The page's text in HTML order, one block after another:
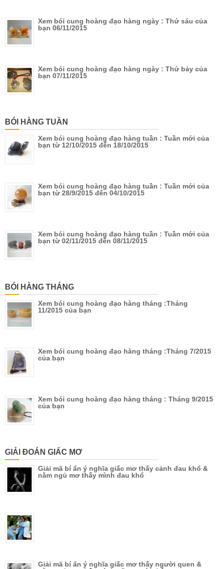
Xem bói cung hoàng đạo hàng ngày : Thứ sáu của
bạn 06/11/2015
Xem bói cung hoàng đạo hàng ngày : Thứ bảy của
bạn 07/11/2015
BÓI HÀNG TUẦN
Xem bói cung hoàng đạo hàng tuần : Tuần mới của
bạn từ 12/10/2015 đến 18/10/2015
Xem bói cung hoàng đạo hàng tuần : Tuần mới của
bạn từ 28/9/2015 đến 04/10/2015
Xem bói cung hoàng đạo hàng tuần : Tuần mới của
bạn từ 02/11/2015 đến 08/11/2015
BÓI HÀNG THÁNG
Xem bói cung hoàng đạo hàng tháng :Tháng
11/2015 của bạn
Xem bói cung hoàng đạo hàng tháng :Tháng 7/2015
của bạn
Xem bói cung hoàng đạo hàng tháng : Tháng 9/2015
của bạn
GIẢI ĐOÁN GIẤC MƠ
Giải mã bí ẩn ý nghĩa giấc mơ thấy cảnh đau khổ &
nằm ngủ mơ thấy mình đau khổ
Giải mã bí ẩn ý nghĩa giấc mơ thấy người quen &